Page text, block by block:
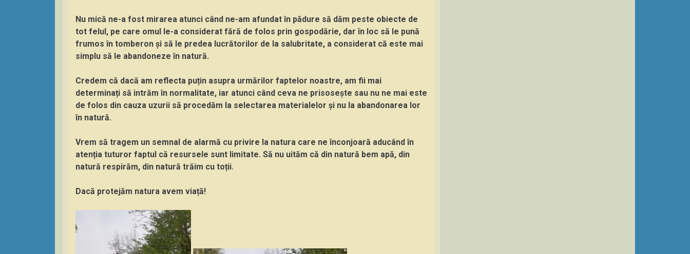
Nu mică ne-a fost mirarea atunci când ne-am afundat în pădure să dăm peste obiecte de
tot felul, pe care omul le-a considerat fără de folos prin gospodărie, dar în loc să le pună
frumos în tomberon și să le predea lucrătorilor de la salubritate, a considerat că este mai
simplu să le abandoneze în natură.
Credem că dacă am reflecta puțin asupra urmărilor faptelor noastre, am fii mai
determinați să intrăm în normalitate, iar atunci când ceva ne prisosește sau nu ne mai este
de folos din cauza uzurii să procedăm la selectarea materialelor și nu la abandonarea lor
în natură.
Vrem să tragem un semnal de alarmă cu privire la natura care ne înconjoară aducând în
atenția tuturor faptul că resursele sunt limitate. Să nu uităm că din natură bem apă, din
natură respirăm, din natură trăim cu toții.
Dacă protejăm natura avem viață!